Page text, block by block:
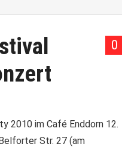
0
2010 im Café Enddorn 12.
Str. 27 (am